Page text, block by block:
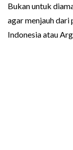
Bukan untuk
agar menjauh dari
Indonesia atau